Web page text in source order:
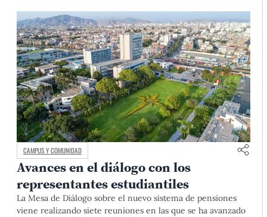
CAMPUS Y COMUNIDAD
Avances en el diálogo con los
representantes estudiantiles
La Mesa de Diálogo sobre el nuevo sistema de pensiones
viene realizando siete reuniones en las que se ha avanzado